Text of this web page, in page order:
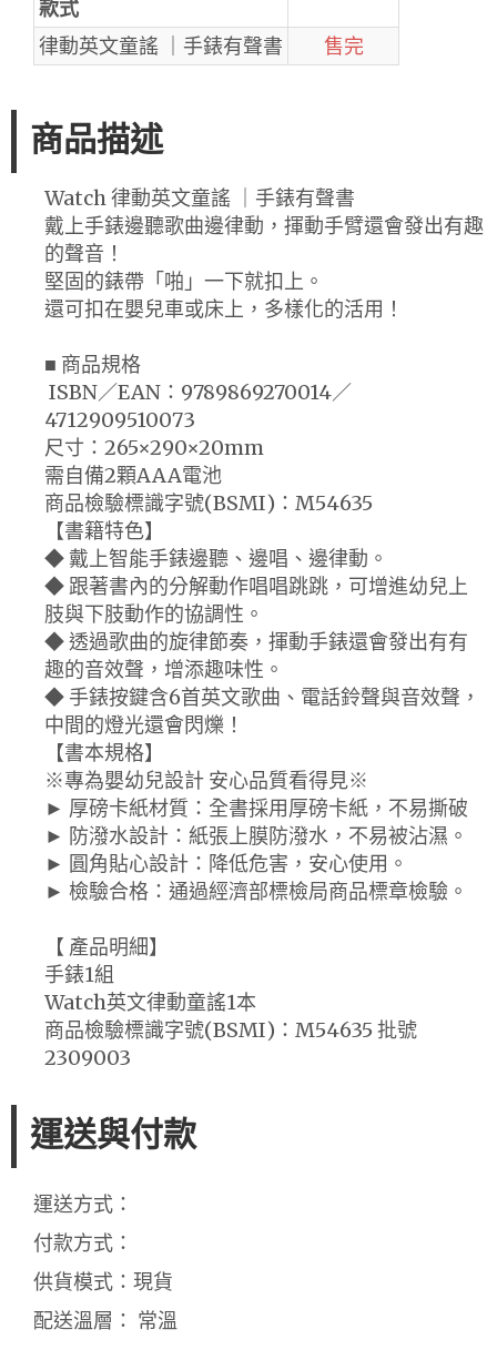
款式
律動英文童謠 ｜手錶有聲書
售完
商品描述
Watch 律動英文童謠 ｜手錶有聲書
戴上手錶邊聽歌曲邊律動，揮動手臂還會發出有趣
的聲音！
堅固的錶帶「啪」一下就扣上。
還可扣在嬰兒車或床上，多樣化的活用！
■ 商品規格
ISBN／EAN：9789869270014／
4712909510073
尺寸：265×290×20mm
需自備2顆AAA電池
商品檢驗標識字號(BSMI)：M54635
【書籍特色】
◆ 戴上智能手錶邊聽、邊唱、邊律動。
◆ 跟著書內的分解動作唱唱跳跳，可增進幼兒上
肢與下肢動作的協調性。
◆ 透過歌曲的旋律節奏，揮動手錶還會發出有有
趣的音效聲，增添趣味性。
◆ 手錶按鍵含6首英文歌曲、電話鈴聲與音效聲，
中間的燈光還會閃爍！
【書本規格】
※專為嬰幼兒設計 安心品質看得見※
► 厚磅卡紙材質：全書採用厚磅卡紙，不易撕破
► 防潑水設計：紙張上膜防潑水，不易被沾濕。
► 圓角貼心設計：降低危害，安心使用。
► 檢驗合格：通過經濟部標檢局商品標章檢驗。
【 產品明細】
手錶1組
Watch英文律動童謠1本
商品檢驗標識字號(BSMI)：M54635 批號
2309003
運送與付款
運送方式：
付款方式：
供貨模式：現貨
配送溫層： 常溫